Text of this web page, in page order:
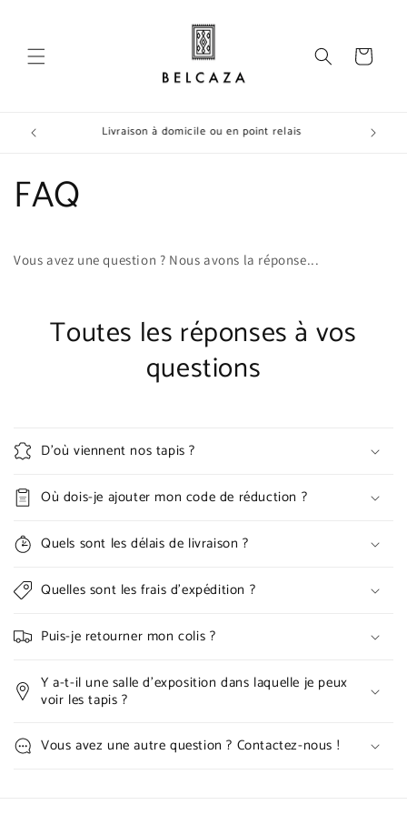
contenu
Panier
Livraison à domicile ou en point relais
FAQ
Vous avez une question ? Nous avons la réponse...
Toutes les réponses à vos
questions
D'où viennent nos tapis ?
Où dois-je ajouter mon code de réduction ?
Quels sont les délais de livraison ?
Quelles sont les frais d'expédition ?
Puis-je retourner mon colis ?
Y a-t-il une salle d'exposition dans laquelle je peux
voir les tapis ?
Vous avez une autre question ? Contactez-nous !